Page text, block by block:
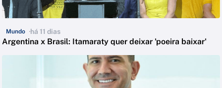
Mundo há 11 dias
Argentina x Brasil: Itamaraty quer deixar 'poeira baixar'